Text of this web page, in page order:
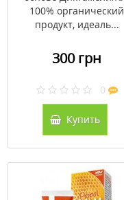
100% органический
продукт, идеаль...
300 грн
0
Купить